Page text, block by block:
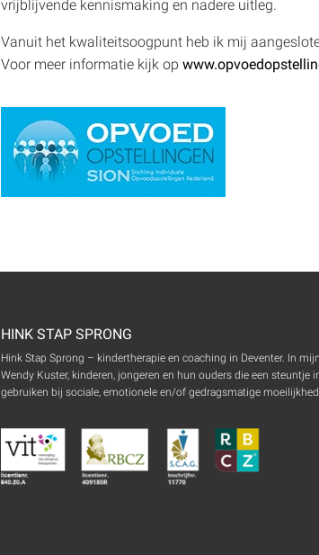
vrijblijvende kennismaking en nadere uitleg.
Vanuit het kwaliteitsoogpunt heb ik mij
Voor meer informatie kijk op
HINK STAP SPRONG
Hink Stap Sprong – kindertherapie en coaching in Deventer. In
Wendy Kuster, kinderen, jongeren en hun ouders die een steuntje
gebruiken bij sociale, emotionele en/of gedragsmatige